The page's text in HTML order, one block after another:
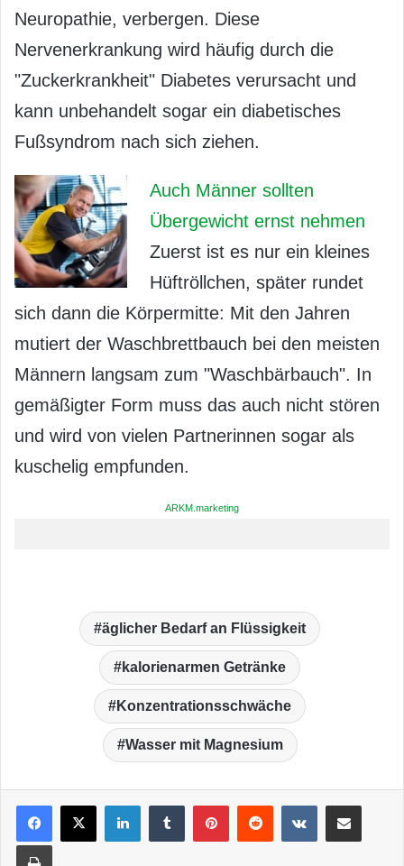
Neuropathie, verbergen. Diese
Nervenerkrankung wird häufig durch die
"Zuckerkrankheit" Diabetes verursacht und
kann unbehandelt sogar ein diabetisches
Fußsyndrom nach sich ziehen.
Auch Männer sollten
Übergewicht ernst nehmen
Zuerst ist es nur ein kleines
Hüftröllchen, später rundet
sich dann die Körpermitte: Mit den Jahren
mutiert der Waschbrettbauch bei den meisten
Männern langsam zum "Waschbärbauch". In
gemäßigter Form muss das auch nicht stören
und wird von vielen Partnerinnen sogar als
kuschelig empfunden.
ARKM.marketing
äglicher Bedarf an Flüssigkeit
kalorienarmen Getränke
Konzentrationsschwäche
Wasser mit Magnesium
LinkedIn VKontakte
Drucken